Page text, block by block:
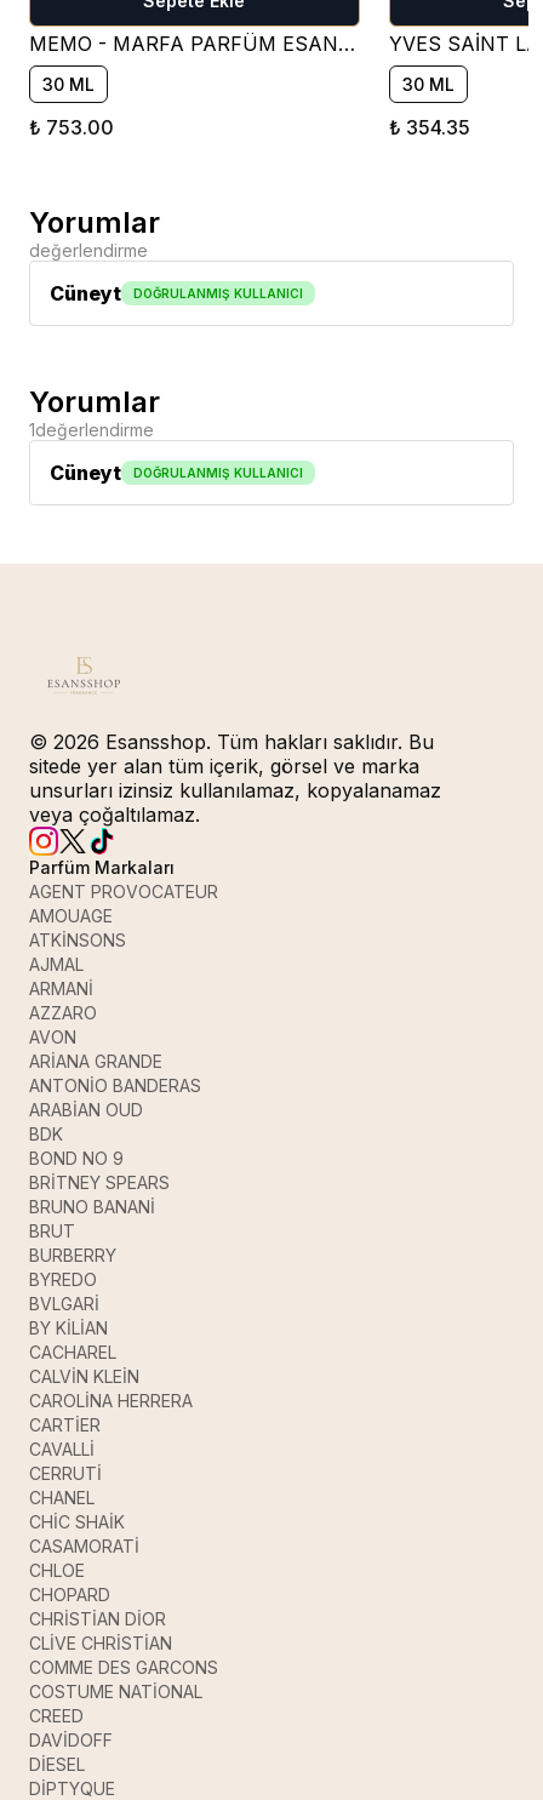
MEMO - MARFA PARFÜM ESANSI ( ÇİÇEKSİ )
30 ML
₺ 753.00
30 ML
₺ 354.35
Yorumlar
değerlendirme
Cüneyt DOĞRULANMIŞ KULLANICI
Yorumlar
1değerlendirme
Cüneyt DOĞRULANMIŞ KULLANICI
© 2026 Esansshop. Tüm hakları saklıdır. Bu
sitede yer alan tüm içerik, görsel ve marka
unsurları izinsiz kullanılamaz, kopyalanamaz
veya çoğaltılamaz.
Parfüm Markaları
AGENT PROVOCATEUR
AMOUAGE
ATKİNSONS
AJMAL
ARMANİ
AZZARO
AVON
ARİANA GRANDE
ANTONİO BANDERAS
ARABİAN OUD
BDK
BOND NO 9
BRİTNEY SPEARS
BRUNO BANANİ
BRUT
BURBERRY
BYREDO
BVLGARİ
BY KİLİAN
CACHAREL
CALVİN KLEİN
CAROLİNA HERRERA
CARTİER
CAVALLİ
CERRUTİ
CHANEL
CHİC SHAİK
CASAMORATİ
CHLOE
CHOPARD
CHRİSTİAN DİOR
CLİVE CHRİSTİAN
COMME DES GARCONS
COSTUME NATİONAL
CREED
DAVİDOFF
DİESEL
DİPTYQUE